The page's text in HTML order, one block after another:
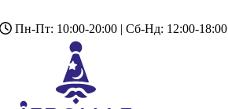
Пн-Пт: 10:00-20:00 | Сб-Нд: 12:00-18:00